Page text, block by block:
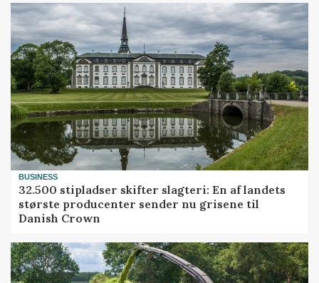
BUSINESS
32.500 stipladser skifter slagteri: En af landets
største producenter sender nu grisene til
Danish Crown